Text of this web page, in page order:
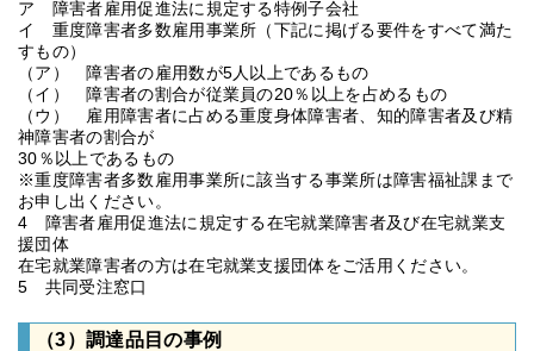
ア 障害者雇用促進法に規定する特例子会社
イ 重度障害者多数雇用事業所（下記に掲げる要件をすべて満た
すもの）
（ア） 障害者の雇用数が5人以上であるもの
（イ） 障害者の割合が従業員の20％以上を占めるもの
（ウ） 雇用障害者に占める重度身体障害者、知的障害者及び精
神障害者の割合が
30％以上であるもの
※重度障害者多数雇用事業所に該当する事業所は障害福祉課まで
お申し出ください。
4 障害者雇用促進法に規定する在宅就業障害者及び在宅就業支
援団体
在宅就業障害者の方は在宅就業支援団体をご活用ください。
5 共同受注窓口
（3）調達品目の事例